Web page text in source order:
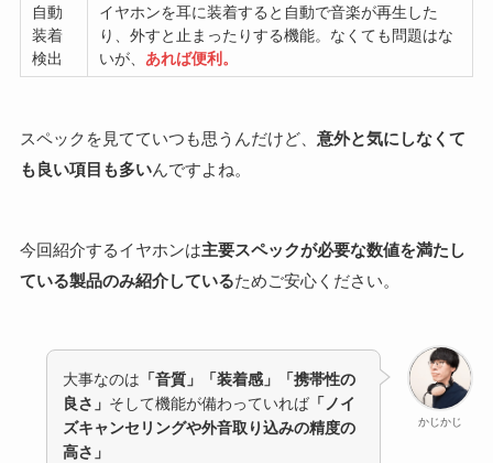
自動
装着
検出
イヤホンを耳に装着すると自動で音楽が再生した
り、外すと止まったりする機能。なくても問題はな
いが、あれば便利。
スペックを見てていつも思うんだけど、 意外と気にしなくて
も良い項目も多いんですよね。
今回紹介するイヤホンは主要スペックが必要な数値を満たし
ている製品のみ紹介しているためご安心ください。
かじかじ
大事なのは 「音質」「装着感」「携帯性の
良さ」 そして機能が備わっていれば 「ノイ
ズキャンセリングや外音取り込みの精度の
高さ」